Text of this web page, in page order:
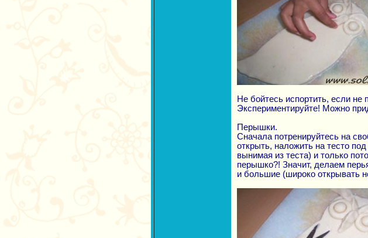
Не бойтесь испортить, если не
Экспериментируйте! Можно
Перышки.
Сначала потренируйтесь на
открыть, наложить на тесто
вынимая из теста) и только
перышко?! Значит, делаем
и большие (широко открывать